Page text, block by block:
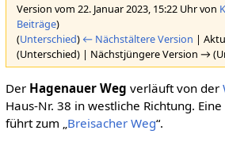
Version vom 22. Januar 2023, 15:22 Uhr von
Beiträge)
(Unterschied) ← Nächstältere Version |
(Unterschied) | Nächstjüngere Version →
Der Hagenauer Weg verläuft von der
Haus-Nr. 38 in westliche Richtung.
führt zum „Breisacher Weg“.